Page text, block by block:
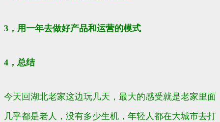
3，用一年去做好产品和运营的模式
4，总结
今天回湖北老家这边玩几天，最大的感受就是老家里面
几乎都是老人，没有多少生机，年轻人都在大城市去打